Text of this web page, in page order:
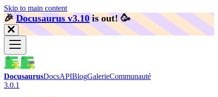
Skip to main content
🎉️Docusaurus v3.10 is out! 🥳️
DocusaurusDocsAPIBlogGalerieCommunauté
3.0.1